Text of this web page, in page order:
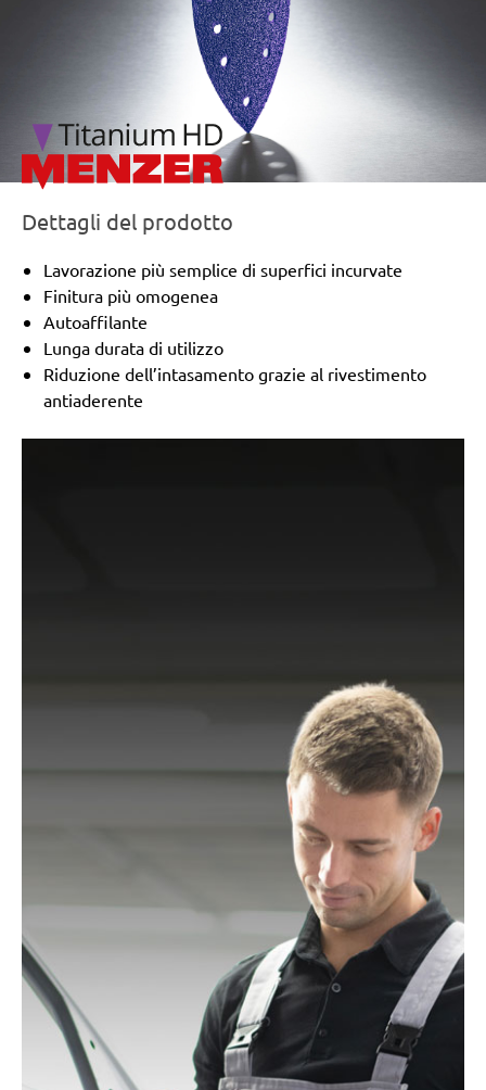
Dettagli del prodotto
Lavorazione più semplice di superfici incurvate
Finitura più omogenea
Autoaffilante
Lunga durata di utilizzo
Riduzione dell’intasamento grazie al rivestimento
antiaderente